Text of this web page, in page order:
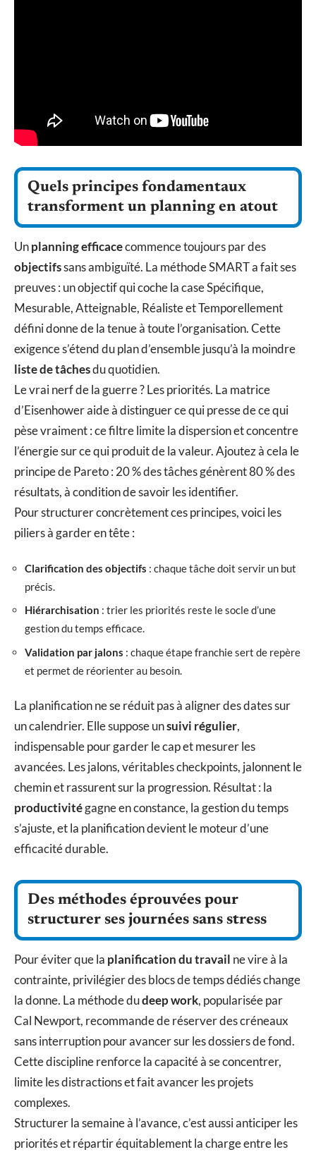
Quels principes fondamentaux
transforment un planning en atout
Unplanning efficacecommence toujours par des
objectifssans ambiguïté. La méthode SMART a fait ses
preuves : un objectif qui coche la case Spécifique,
Mesurable, Atteignable, Réaliste et Temporellement
défini donne de la tenue à toute l’organisation. Cette
exigence s’étend du plan d’ensemble jusqu’à la moindre
liste de tâchesdu quotidien.
Le vrai nerf de la guerre ? Les priorités. La matrice
d’Eisenhower aide à distinguer ce qui presse de ce qui
pèse vraiment : ce filtre limite la dispersion et concentre
l’énergie sur ce qui produit de la valeur. Ajoutez à cela le
principe de Pareto : 20 % des tâches génèrent 80 % des
résultats, à condition de savoir les identifier.
Pour structurer concrètement ces principes, voici les
piliers à garder en tête :
Clarification des objectifs : chaque tâche doit servir un but
précis.
Hiérarchisation : trier les priorités reste le socle d’une
gestion du temps efficace.
Validation par jalons : chaque étape franchie sert de repère
et permet de réorienter au besoin.
La planification ne se réduit pas à aligner des dates sur
un calendrier. Elle suppose unsuivi régulier,
indispensable pour garder le cap et mesurer les
avancées. Les jalons, véritables checkpoints, jalonnent le
chemin et rassurent sur la progression. Résultat : la
productivitégagne en constance, la gestion du temps
s’ajuste, et la planification devient le moteur d’une
efficacité durable.
Des méthodes éprouvées pour
structurer ses journées sans stress
Pour éviter que la planification du travail ne vire à la
contrainte, privilégier des blocs de temps dédiés change
la donne. La méthode dudeep work, popularisée par
Cal Newport, recommande de réserver des créneaux
sans interruption pour avancer sur les dossiers de fond.
Cette discipline renforce la capacité à se concentrer,
limite les distractions et fait avancer les projets
complexes.
Structurer la semaine à l’avance, c’est aussi anticiper les
priorités et répartir équitablement la charge entre les